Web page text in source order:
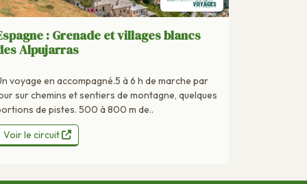
: Grenade et villages blancs
Alpujarras
voyage en accompagné.5 à 6 h de marche par
sur chemins et sentiers de montagne, quelques
de pistes. 500 à 800 m de..
Voir le circuit